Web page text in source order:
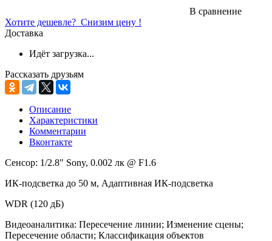
В сравнение
Хотите дешевле? Снизим цену !
Доставка
Идёт загрузка...
Рассказать друзьям
Описание
Характеристики
Комментарии
Вконтакте
Сенсор: 1/2.8" Sony, 0.002 лк @ F1.6
ИК-подсветка до 50 м, Адаптивная ИК-подсветка
WDR (120 дБ)
Видеоаналитика: Пересечение линии; Изменение сцены;
Пересечение области; Классификация объектов